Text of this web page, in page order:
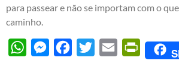
para passear e não se importam com o
caminho.
WhatsAppMessengerFacebook
Twitter Email